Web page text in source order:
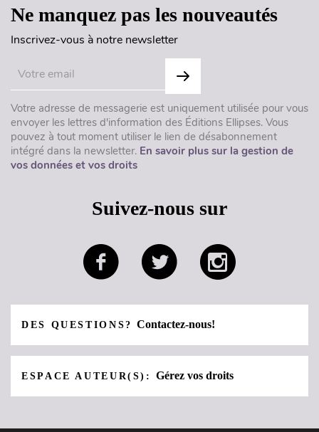
Ne manquez pas les nouveautés
Inscrivez-vous à notre newsletter
Votre adresse de messagerie est uniquement utilisée pour vous
envoyer les lettres d'information des Éditions Ellipses. Vous
pouvez à tout moment utiliser le lien de désabonnement
intégré dans la newsletter. En savoir plus sur la gestion de
vos données et vos droits
Suivez-nous sur
DES QUESTIONS?Contactez-nous!
ESPACE AUTEUR(S):Gérez vos droits